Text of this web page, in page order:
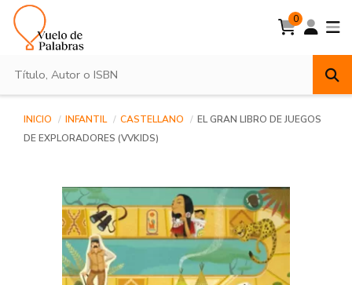
0
INICIO INFANTIL CASTELLANO
EL GRAN LIBRO DE JUEGOS
DE EXPLORADORES (VVKIDS)